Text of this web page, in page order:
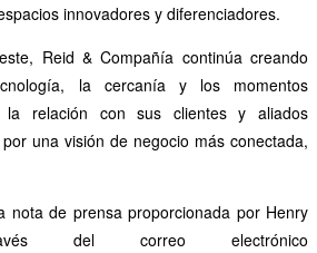
innovadores y diferenciadores.
Reid & Compañía continúa creando
la cercanía y los momentos
la relación con sus clientes y aliados
una visión de negocio más conectada,
nota de prensa proporcionada por Henry
del correo electrónico